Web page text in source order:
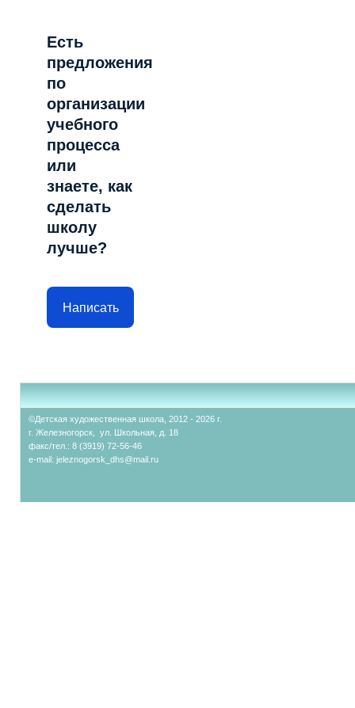
Есть
предложения
по
организации
учебного
процесса
или
знаете, как
сделать
школу
лучше?
Написать
©Детская художественная школа, 2012 - 2026 г.
г. Железногорск, ул. Школьная, д. 18
факс/тел.: 8 (3919) 72-56-46
e-mail: jeleznogorsk_dhs@mail.ru